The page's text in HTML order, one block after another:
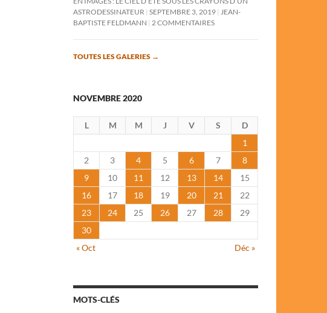
ASTRODESSINATEUR SEPTEMBRE 3, 2019
JEAN-
BAPTISTE FELDMANN
2 COMMENTAIRES
TOUTES LES GALERIES →
NOVEMBRE 2020
L M M J V S
D
1
2
3 4 5 6 7
8
9
10 11 12 13 14
15
16
17 18 19 20 21
22
23
24 25 26 27 28
29
30
« Oct
Déc »
MOTS-CLÉS